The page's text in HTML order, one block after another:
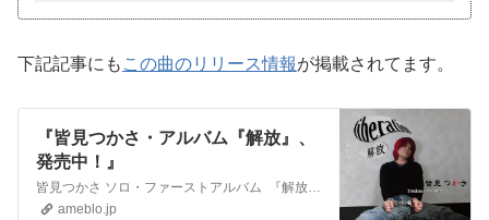
下記記事にも この曲のリリース情報が掲載されてます。
『皆見つかさ・アルバム『解放』、
発売中！』
皆見つかさ ソロ・ファーストアルバム 『解放（洋題：Liberation）』 ＜CD：2,500円＋消費税＞＜通常版配信：255円（税込）/１曲 2,44…
ameblo.jp